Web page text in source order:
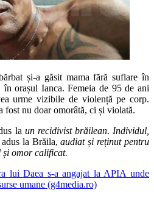
și-a găsit mama fără suflare în
orașul Ianca. Femeia de 95 de ani
urme vizibile de violență pe corp.
fost nu doar omorâtă, ci și violată.
la un recidivist brăilean. Individul,
adus la Brăila,audiat și reținut pentru
și omor calificat.
lui Daea s-a angajat la APIA unde
umane (g4media.ro)